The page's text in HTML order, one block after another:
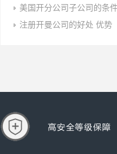
美国开分公司子公司的条
注册开曼公司的好处 优势